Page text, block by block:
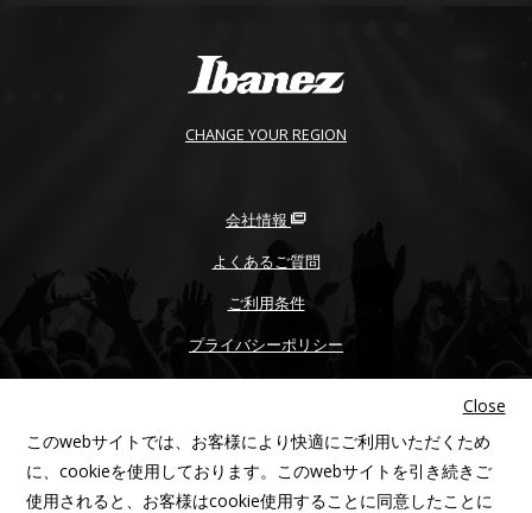
CHANGE YOUR REGION
会社情報
よくあるご質問
ご利用条件
プライバシーポリシー
アクセシビリティ
Close
このwebサイトでは、お客様により快適にご利用いただくため
に、cookieを使用しております。このwebサイトを引き続きご
使用されると、お客様はcookie使用することに同意したことに